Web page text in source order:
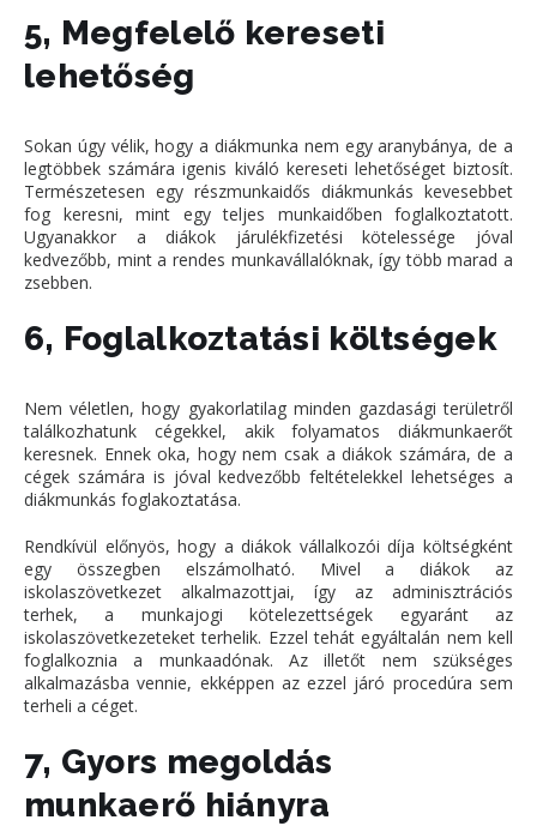
5, Megfelelő kereseti
lehetőség
Sokan úgy vélik, hogy a diákmunka nem egy aranybánya, de a
legtöbbek számára igenis kiváló kereseti lehetőséget biztosít.
Természetesen egy részmunkaidős diákmunkás kevesebbet
fog keresni, mint egy teljes munkaidőben foglalkoztatott.
Ugyanakkor a diákok járulékfizetési kötelessége jóval
kedvezőbb, mint a rendes munkavállalóknak, így több marad a
zsebben.
6, Foglalkoztatási költségek
Nem véletlen, hogy gyakorlatilag minden gazdasági területről
találkozhatunk cégekkel, akik folyamatos diákmunkaerőt
keresnek. Ennek oka, hogy nem csak a diákok számára, de a
cégek számára is jóval kedvezőbb feltételekkel lehetséges a
diákmunkás foglakoztatása.
Rendkívül előnyös, hogy a diákok vállalkozói díja költségként
egy összegben elszámolható. Mivel a diákok az
iskolaszövetkezet alkalmazottjai, így az adminisztrációs
terhek, a munkajogi kötelezettségek egyaránt az
iskolaszövetkezeteket terhelik. Ezzel tehát egyáltalán nem kell
foglalkoznia a munkaadónak. Az illetőt nem szükséges
alkalmazásba vennie, ekképpen az ezzel járó procedúra sem
terheli a céget.
7, Gyors megoldás
munkaerő hiányra